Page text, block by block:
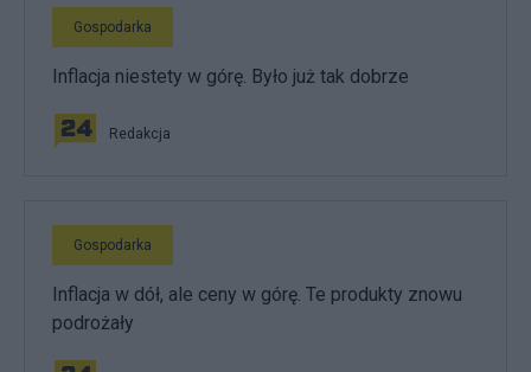
Gospodarka
Inflacja niestety w górę. Było już tak dobrze
Redakcja
Gospodarka
Inflacja w dół, ale ceny w górę. Te produkty znowu
podrożały